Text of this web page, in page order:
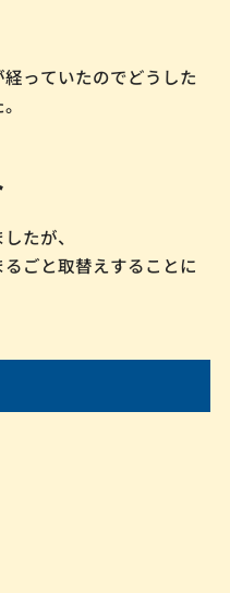
っていたのでどうした
たが、
ごと取替えすることに